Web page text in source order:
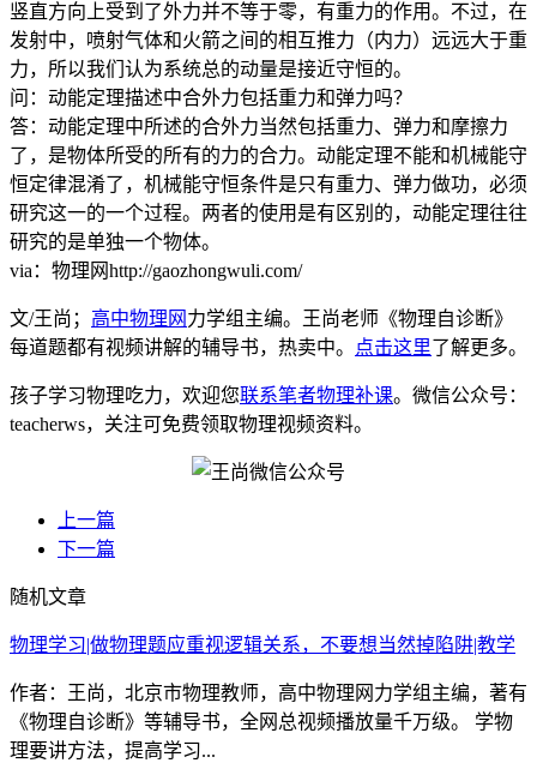
竖直方向上受到了外力并不等于零，有重力的作用。不过，在
发射中，喷射气体和火箭之间的相互推力（内力）远远大于重
力，所以我们认为系统总的动量是接近守恒的。
问：动能定理描述中合外力包括重力和弹力吗？
答：动能定理中所述的合外力当然包括重力、弹力和摩擦力
了，是物体所受的所有的力的合力。动能定理不能和机械能守
恒定律混淆了，机械能守恒条件是只有重力、弹力做功，必须
研究这一的一个过程。两者的使用是有区别的，动能定理往往
研究的是单独一个物体。
via：物理网http://gaozhongwuli.com/
文/王尚； 高中物理网 力学组主编。王尚老师《物理自诊断》
每道题都有视频讲解的辅导书，热卖中。
点击这里了解更多。
孩子学习物理吃力，欢迎您联系笔者物理补课。微信公众号：
teacherws，关注可免费领取物理视频资料。
上一篇
下一篇
随机文章
物理学习|做物理题应重视逻辑关系，不要想当然掉陷阱|教学
作者：王尚，北京市物理教师，高中物理网力学组主编，著有
《物理自诊断》等辅导书，全网总视频播放量千万级。 学物
理要讲方法，提高学习...